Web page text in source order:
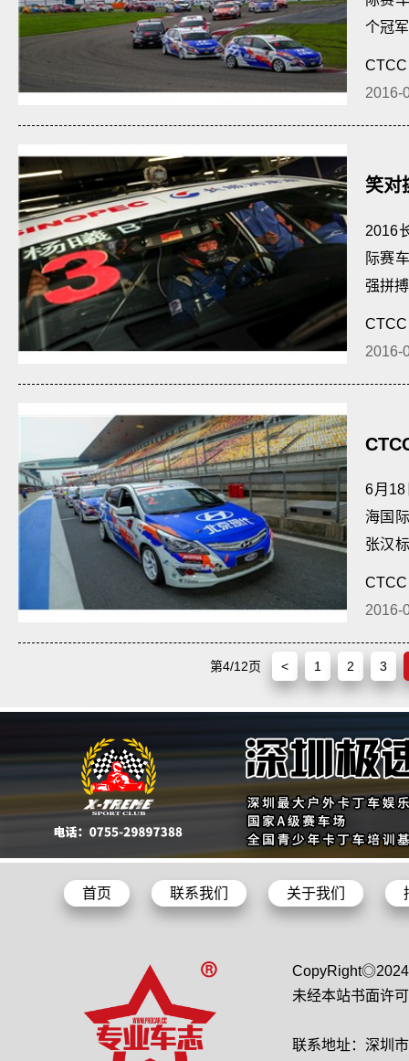
个冠
CTCC
2016-
笑对
2016
际赛
强拼
CTCC
2016-
6月18
海国
张汉
CTCC
2016-
第4/12页 < 1 2 3
首页 联系我们 关于我们
未经本站书面许
联系地址：深圳